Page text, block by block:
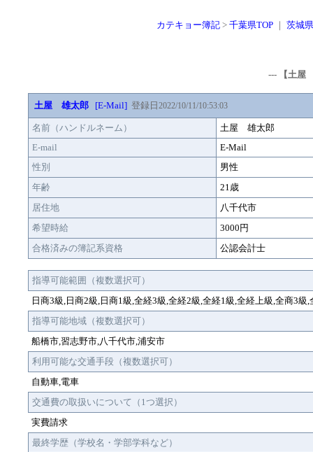
カテキョー簿記 > 千葉県TOP ｜ 茨城県
--- 【土屋
土屋 雄太郎 [E-Mail] 登録日 2022/10/11/10:53:03
名前（ハンドルネーム）
土屋 雄太郎
E-mail
E-Mail
性別
男性
年齢
21歳
居住地
八千代市
希望時給
3000円
合格済みの簿記系資格
公認会計士
指導可能範囲（複数選択可）
日商3級,日商2級,日商1級,全経3級,全経2級,全経1級,全経上級,全商3級,
指導可能地域（複数選択可）
船橋市,習志野市,八千代市,浦安市
利用可能な交通手段（複数選択可）
自動車,電車
交通費の取扱いについて（1つ選択）
実費請求
最終学歴（学校名・学部学科など）